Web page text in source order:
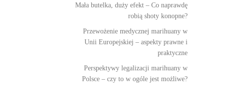
Mała butelka, duży efekt – Co naprawdę
robią shoty konopne?
Przewożenie medycznej marihuany w
Unii Europejskiej – aspekty prawne i
praktyczne
Perspektywy legalizacji marihuany w
Polsce – czy to w ogóle jest możliwe?